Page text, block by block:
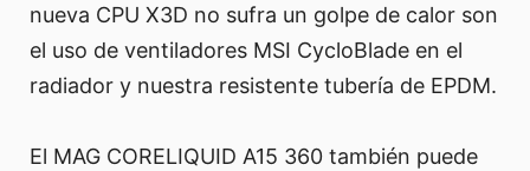
nueva CPU X3D no sufra un golpe de calor son
el uso de ventiladores MSI CycloBlade en el
radiador y nuestra resistente tubería de EPDM.
El MAG CORELIQUID A15 360 también puede